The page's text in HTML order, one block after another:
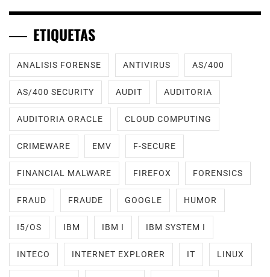
ETIQUETAS
ANALISIS FORENSE ANTIVIRUS AS/400
AS/400 SECURITY AUDIT AUDITORIA
AUDITORIA ORACLE CLOUD COMPUTING
CRIMEWARE EMV F-SECURE
FINANCIAL MALWARE FIREFOX FORENSICS
FRAUD FRAUDE GOOGLE HUMOR
I5/OS IBM IBM I IBM SYSTEM I
INTECO INTERNET EXPLORER IT LINUX